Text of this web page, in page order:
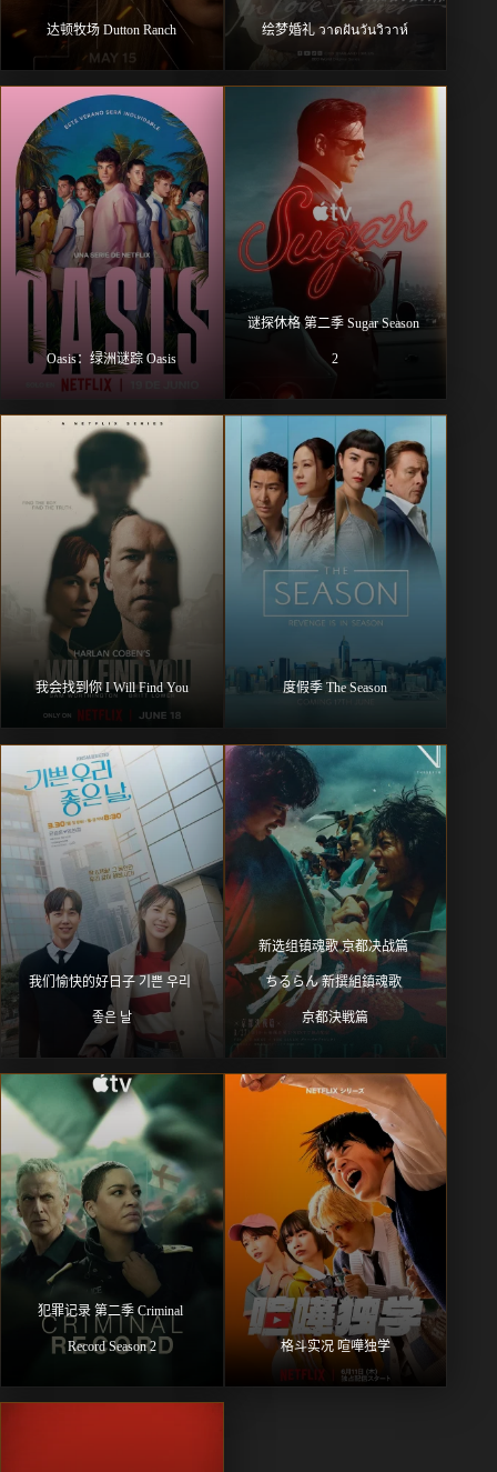
达顿牧场 Dutton Ranch 绘梦婚礼 วาดฝันวันวิวาห์
Oasis：绿洲谜踪 Oasis
谜探休格 第二季 Sugar Season
2
我会找到你 I Will Find You 度假季 The Season
我们愉快的好日子 기쁜 우리
좋은 날
新选组镇魂歌 京都决战篇
ちるらん 新撰組鎮魂歌
京都決戦篇
犯罪记录 第二季 Criminal
Record Season 2 格斗实况 喧嘩独学